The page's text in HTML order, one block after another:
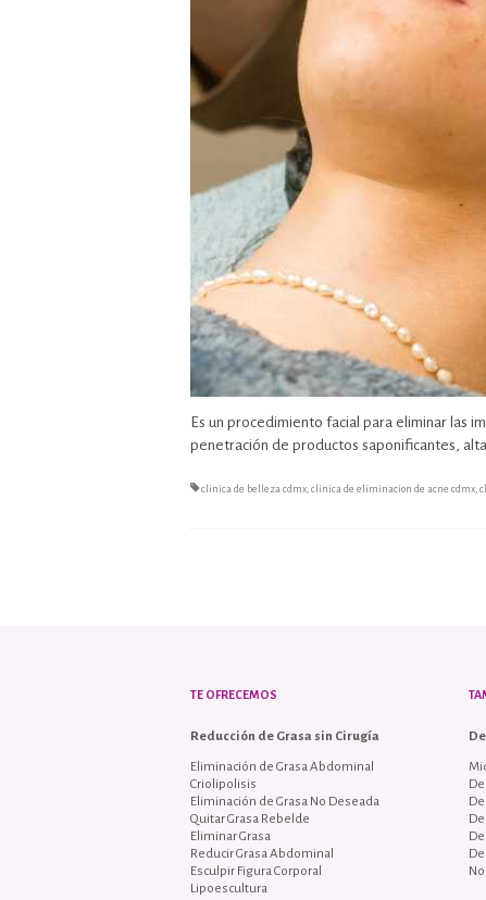
Es un procedimiento facial para eliminar las
penetración de productos saponificantes,
clinica de belleza cdmx clinica de eliminacion de acne cdmx
TE OFRECEMOS
Reducción de Grasa sin Cirugía
Eliminación de Grasa Abdominal
Criolipolisis
Eliminación de Grasa No Deseada
Quitar Grasa Rebelde
Eliminar Grasa
Reducir Grasa Abdominal
Esculpir Figura Corporal
Lipoescultura